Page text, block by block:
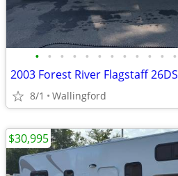
• • • • • • • • • • • •
2003 Forest River Flagstaff 26DS
8/1 Wallingford
$30,995